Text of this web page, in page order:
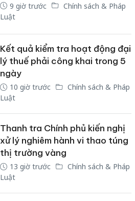
9 giờ trước
Chính sách & Pháp
Luật
Kết quả kiểm tra hoạt động đại
lý thuế phải công khai trong 5
ngày
10 giờ trước
Chính sách & Pháp
Luật
Thanh tra Chính phủ kiến nghị
xử lý nghiêm hành vi thao túng
thị trường vàng
13 giờ trước
Chính sách & Pháp
Luật